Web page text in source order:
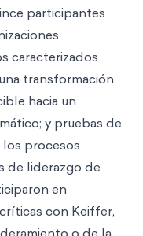
participantes
caracterizados
transformación
hacia un
y pruebas de
procesos
de liderazgo de
en
con Keiffer,